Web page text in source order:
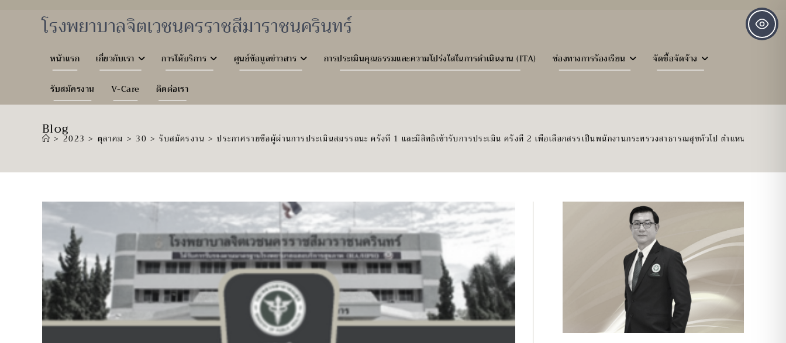
โรงพยาบาลจิตเวชนครราชสีมาราชนครินทร์
หน้าแรก เกี่ยวกับเรา การให้บริการ ศูนย์ข้อมูลข่าวสาร การประเมินคุณธรรมและความโปร่งใสในการดำเนินงาน (ITA) ช่องทางการร้องเรียน จัดซื้อจัดจ้าง
รับสมัครงาน V-Care ติดต่อเรา
Blog
> 2023 > ตุลาคม > 30 > รับสมัครงาน > ประกาศรายชื่อผู้ผ่านการประเมินสมรรถนะ ครั้งที่ 1 และมีสิทธิ์เข้ารับการประเมิน ครั้งที่ 2 เพื่อเลือกสรรเป็นพนักงานกระทรวงสาธารณสุขทั่วไป ตำแหน่งเจ้า